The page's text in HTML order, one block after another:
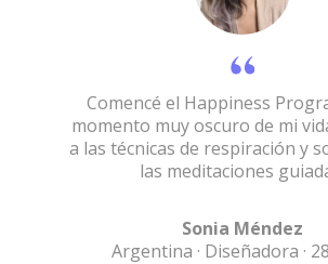
Comencé el Happiness
momento muy oscuro de mi
a las técnicas de respiración y
las meditaciones
Sonia Méndez
Argentina · Diseñadora ·